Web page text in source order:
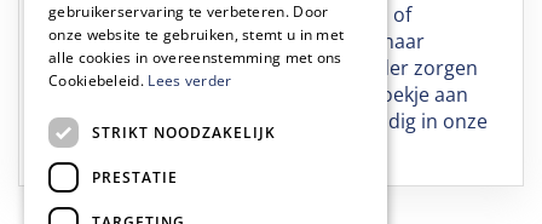
Wil je zaad voor kruiden, groentezaad of
bloemzaad kopen? Of ben je op zoek naar
groenbemesters, zodat je straks zonder zorgen
de zaden kunt zaaien? Breng een bezoekje aan
ons tuincentrum of bestel het eenvoudig in onze
webshop!
gebruikerservaring te verbeteren. Door
onze website te gebruiken, stemt u in met
alle cookies in overeenstemming met ons
Cookiebeleid. Lees verder
STRIKT NOODZAKELIJK
PRESTATIE